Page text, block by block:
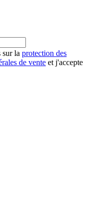
sur la protection des
de vente et j'accepte